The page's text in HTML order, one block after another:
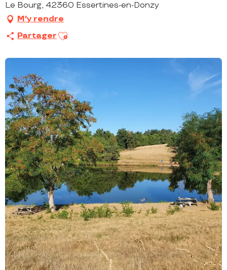
Le Bourg, 42360 Essertines-en-Donzy
M'y rendre
Partager Ajouter aux favoris